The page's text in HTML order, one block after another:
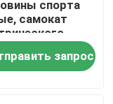
спорта
самокат
для
запрос